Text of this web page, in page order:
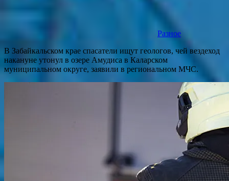
Разное
В Забайкальском крае спасатели ищут геологов, чей вездеход
накануне утонул в озере Амудиса в Каларском
муниципальном округе, заявили в региональном МЧС.